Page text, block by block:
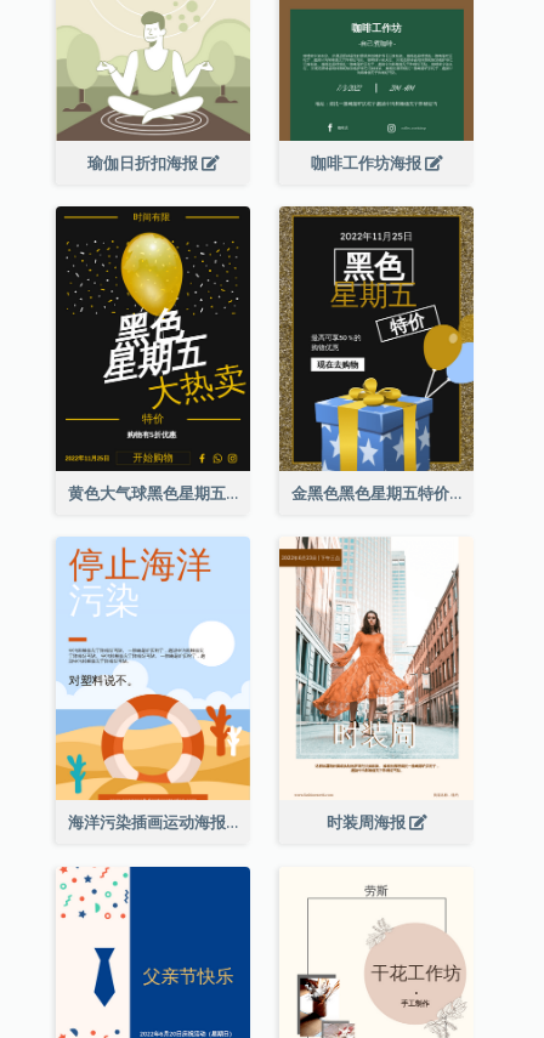
瑜伽日折扣海报 咖啡工作坊海报
黄色大气球黑色星期五特价海报 金黑色黑色星期五特价海报
海洋污染插画运动海报 时装周海报